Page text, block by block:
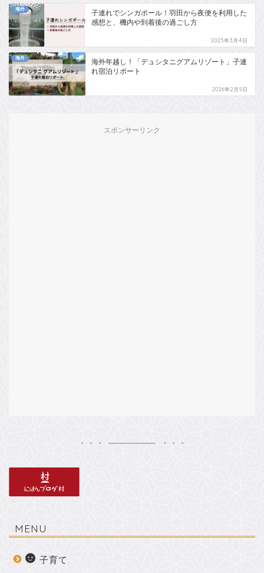
海外
子連れでシンガポール！羽田から夜便を利用した
感想と、機内や到着後の過ごし方
2025年3月4日
海外
海外年越し！「デュシタニグアムリゾート」子連
れ宿泊リポート
2026年2月9日
スポンサーリンク
MENU
子育て